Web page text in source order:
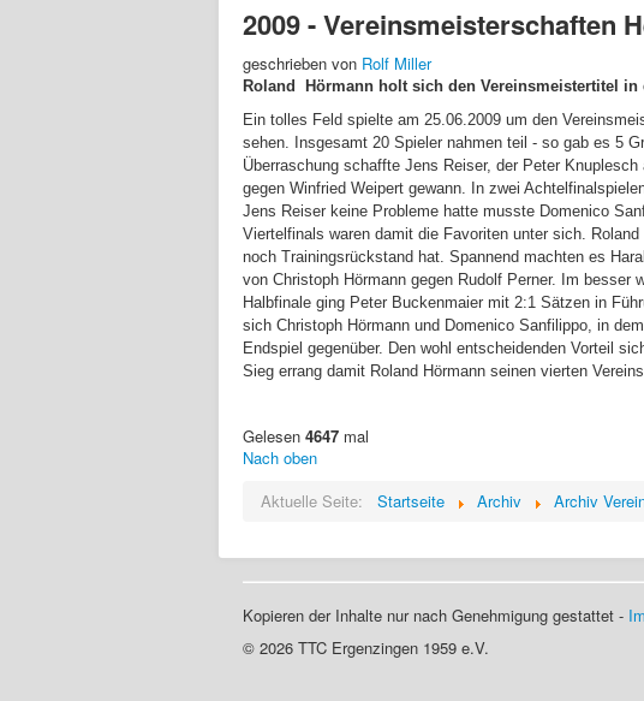
2009 - Vereinsmeisterschaften
geschrieben von Rolf Miller
Roland
Hörmann holt sich den Vereinsmeistertitel
Ein tolles Feld spielte am 25.06.2009 um den
sehen. Insgesamt 20 Spieler nahmen teil - so gab es 5
Überraschung schaffte Jens Reiser, der Peter
gegen Winfried Weipert gewann. In zwei
Jens Reiser keine Probleme hatte musste Domenico
Viertelfinals waren damit die Favoriten unter sich.
noch Trainingsrückstand hat. Spannend machten es
von Christoph Hörmann gegen Rudolf Perner. Im
Halbfinale ging Peter Buckenmaier mit 2:1 Sätzen in
sich Christoph Hörmann und Domenico Sanfilippo, in
Endspiel gegenüber. Den wohl entscheidenden Vorteil
Sieg errang damit Roland Hörmann seinen vierten
Gelesen 4647 mal
Nach oben
Aktuelle Seite:
Startseite Archiv Archiv
Kopieren der Inhalte nur nach Genehmigung gestattet -
© 2026 TTC Ergenzingen 1959 e.V.